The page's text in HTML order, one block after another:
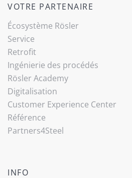
VOTRE PARTENAIRE
Écosystème Rösler
Service
Retrofit
Ingénierie des procédés
Rösler Academy
Digitalisation
Customer Experience Center
Référence
Partners4Steel
INFO